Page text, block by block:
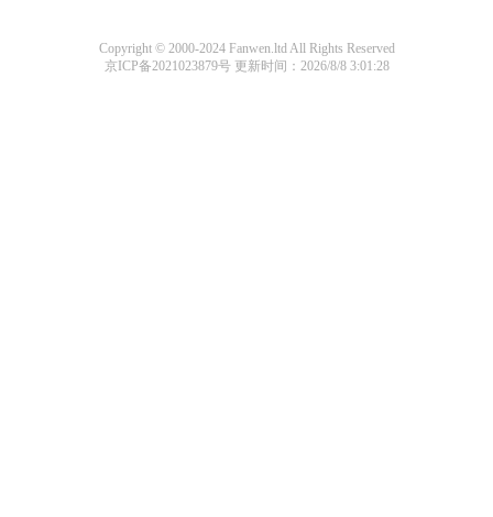
Copyright © 2000-2024 Fanwen.ltd All Rights Reserved
京ICP备2021023879号更新时间：2026/8/8 3:01:28